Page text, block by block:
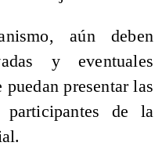
aún deben
y eventuales
presentar las
participantes de la